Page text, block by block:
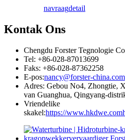
navraagdetail
Kontak Ons
Chengdu Forster Tegnologie
Tel: +86-028-87013699
Faks: +86-028-87362258
E-pos:nancy@forster-china.com
Adres: Gebou No4, Zhongtie,
van Guanghua, Qingyang-
Vriendelike
skakel:https://www.hkdwe.com